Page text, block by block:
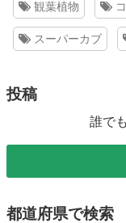
観葉植物
スーパーカブ
投稿
誰で
都道府県で検索